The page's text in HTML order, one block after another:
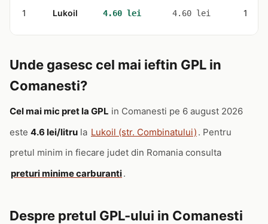
1 Lukoil 4.60 lei 4.60 lei 1
Unde gasesc cel mai ieftin GPL in
Comanesti?
Cel mai mic pret la GPL in Comanesti pe 6 august 2026
este 4.6 lei/litru la Lukoil (str. Combinatului) . Pentru
pretul minim in fiecare judet din Romania consulta
preturi minime carburanti.
Despre pretul GPL-ului in Comanesti